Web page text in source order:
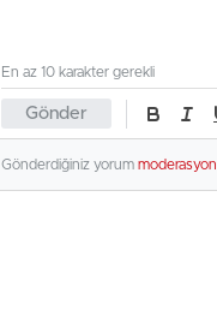
Gönder
En az 10 karakter gerekli
Gönderdiğiniz yorum moderasyon